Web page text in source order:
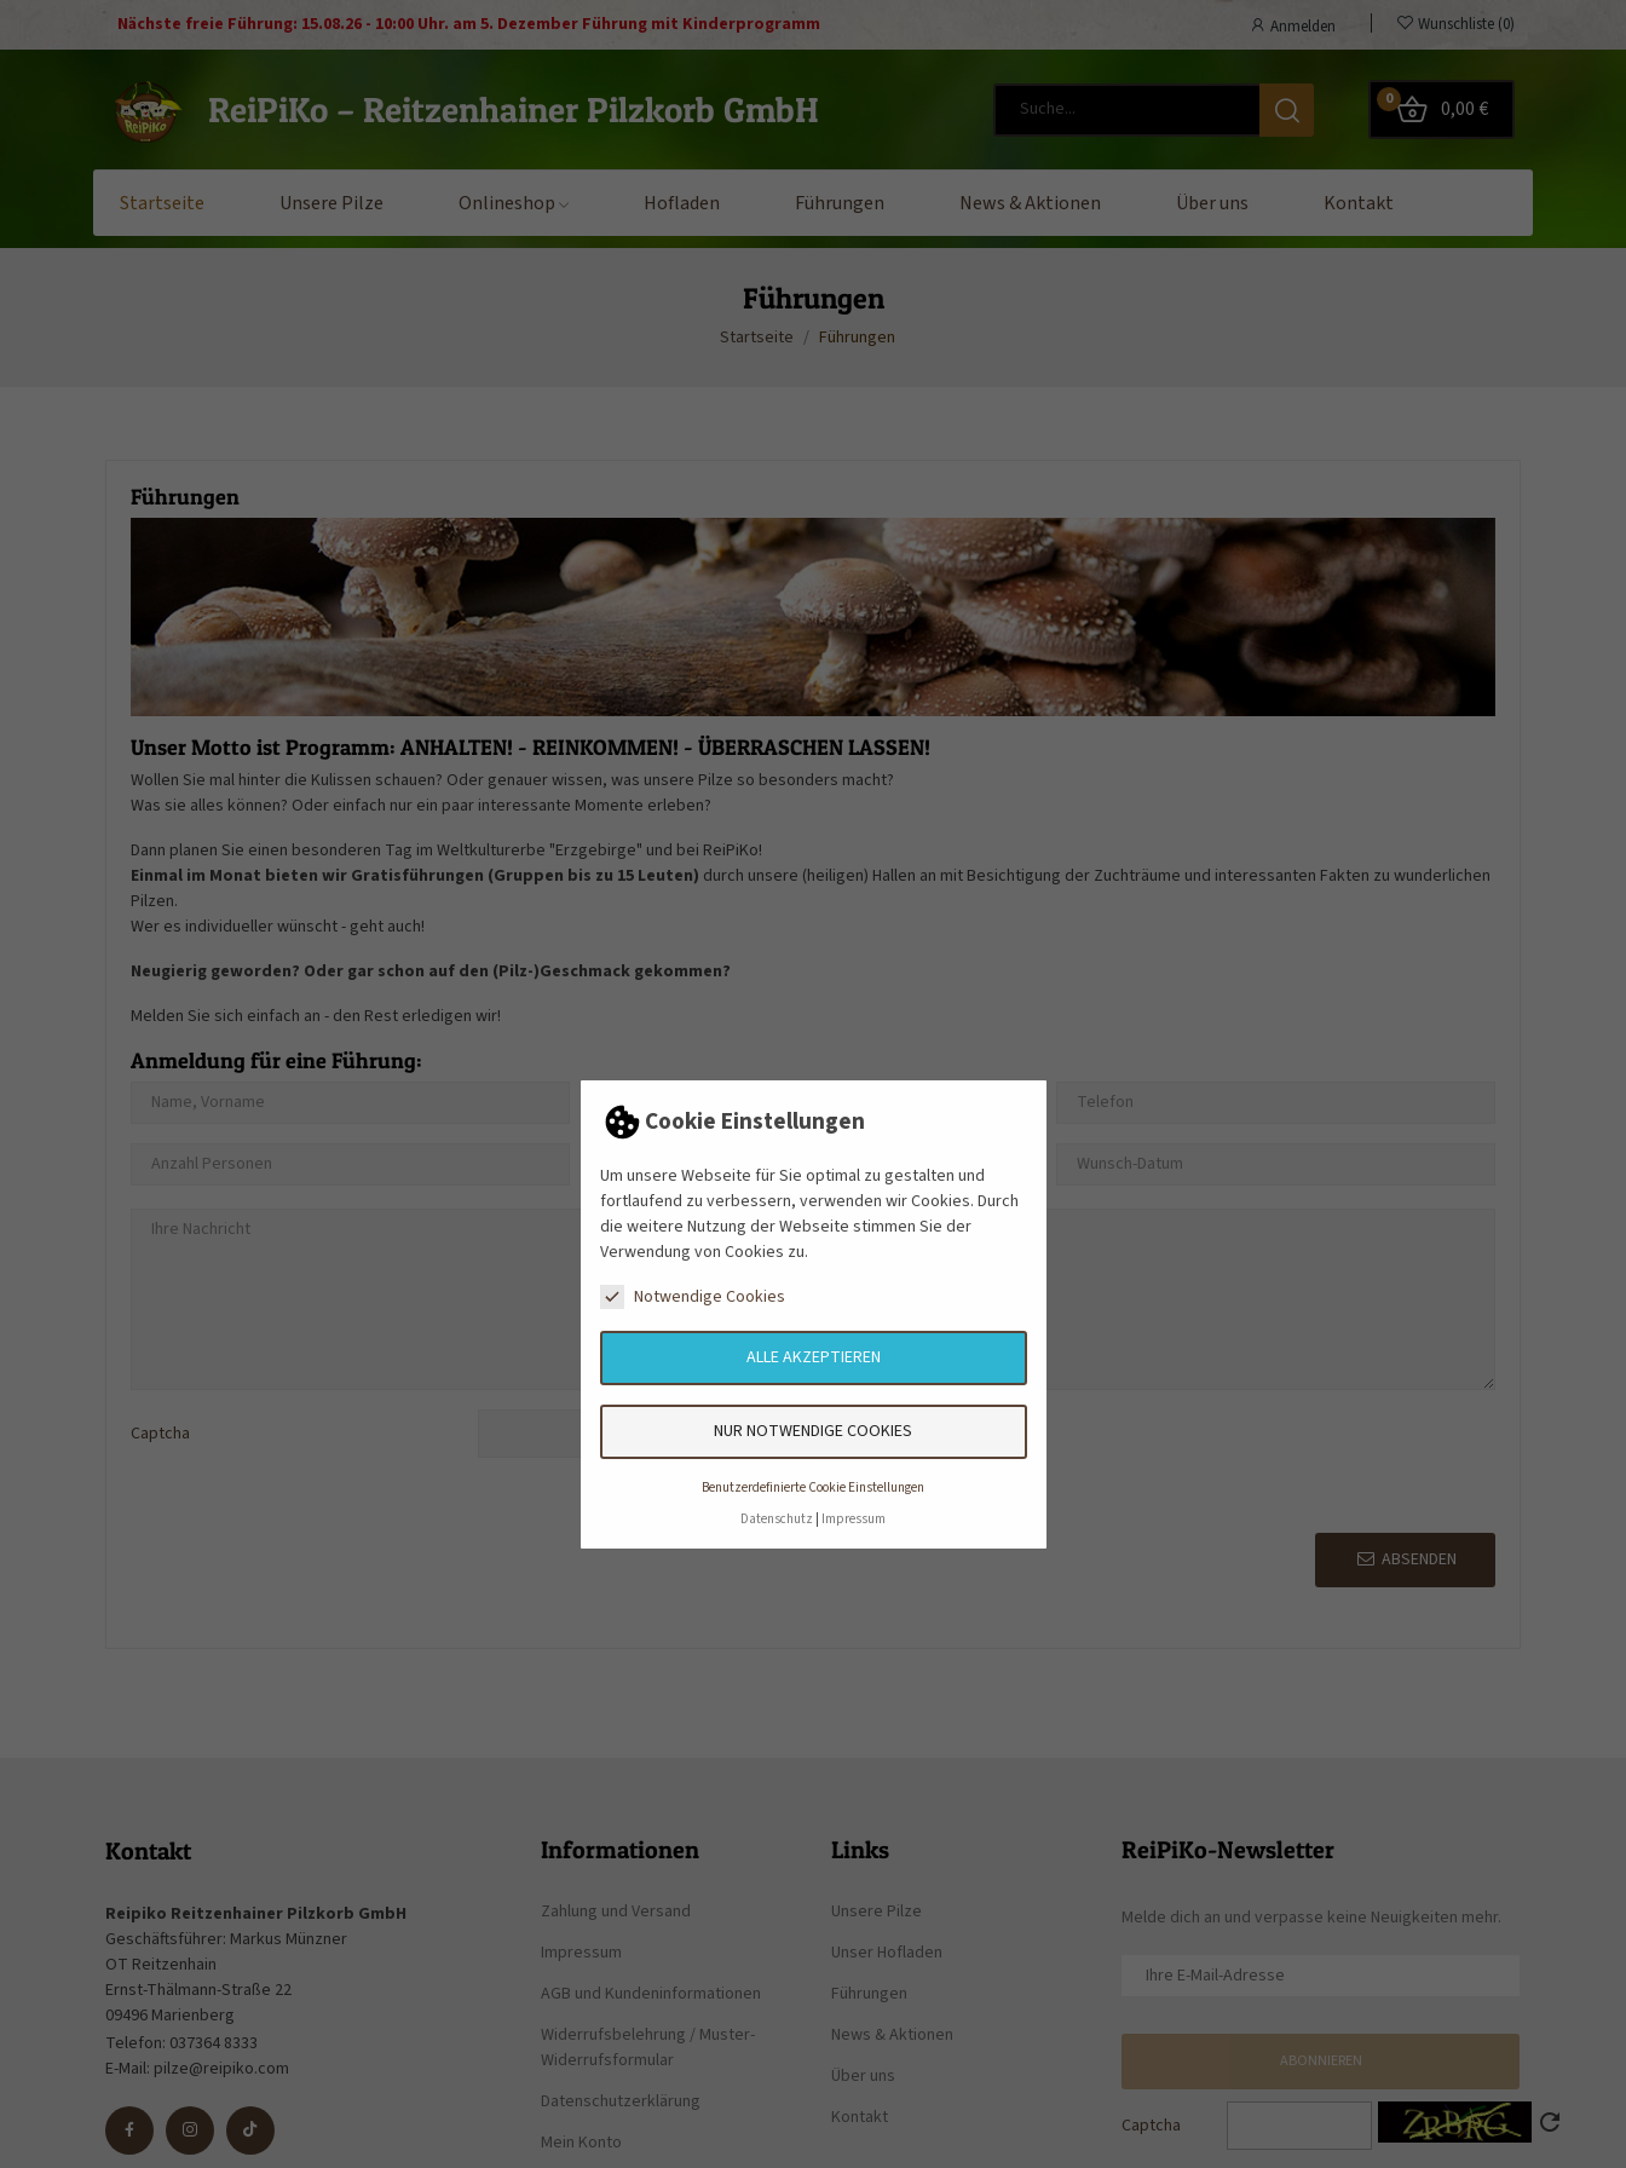
Cookie Einstellungen
Um unsere Webseite für Sie optimal zu gestalten und
fortlaufend zu verbessern, verwenden wir Cookies. Durch
die weitere Nutzung der Webseite stimmen Sie der
Verwendung von Cookies zu.
Notwendige Cookies
ALLE AKZEPTIEREN
NUR NOTWENDIGE COOKIES
Benutzerdefinierte Cookie Einstellungen
Datenschutz Impressum
Nächste freie Führung: 15.08.26 - 10:00 Uhr. am 5. Dezember Führung mit Kinderprogramm Anmelden Wunschliste 0
ReiPiKo – Reitzenhainer Pilzkorb GmbH 0,00 €
0
Startseite Unsere Pilze Onlineshop Hofladen Führungen News & Aktionen Über uns Kontakt
Führungen
Startseite Führungen
Führungen
Unser Motto ist Programm: ANHALTEN! - REINKOMMEN! - ÜBERRASCHEN LASSEN!
Wollen Sie mal hinter die Kulissen schauen? Oder genauer wissen, was unsere Pilze so besonders macht?
Was sie alles können? Oder einfach nur ein paar interessante Momente erleben?
Dann planen Sie einen besonderen Tag im Weltkulturerbe "Erzgebirge" und bei ReiPiKo!
Einmal im Monat bieten wir Gratisführungen (Gruppen bis zu 15 Leuten) durch unsere (heiligen) Hallen an mit Besichtigung der Zuchträume und interessanten Fakten zu wunderlichen
Pilzen.
Wer es individueller wünscht - geht auch!
Neugierig geworden? Oder gar schon auf den (Pilz-)Geschmack gekommen?
Melden Sie sich einfach an - den Rest erledigen wir!
Anmeldung für eine Führung:
Captcha refresh
ABSENDEN
Kontakt
Reipiko Reitzenhainer Pilzkorb GmbH
Geschäftsführer: Markus Münzner
OT Reitzenhain
Ernst-Thälmann-Straße 22
09496 Marienberg
Telefon: 037364 8333
E-Mail: pilze@reipiko.com
Informationen
Zahlung und Versand
Impressum
AGB und Kundeninformationen
Widerrufsbelehrung / Muster-
Widerrufsformular
Datenschutzerklärung
Mein Konto
Links
Unsere Pilze
Unser Hofladen
Führungen
News & Aktionen
Über uns
Kontakt
ReiPiKo-Newsletter
Melde dich an und verpasse keine Neuigkeiten mehr.
ABONNIEREN
Captcha refresh